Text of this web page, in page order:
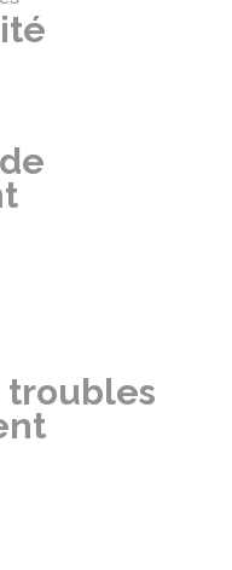
troubles